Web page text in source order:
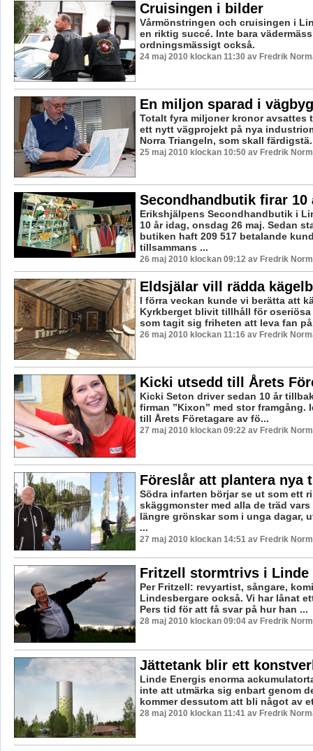
Cruisingen i bilder
Vårmönstringen och cruisingen i
en riktig succé. Inte bara
ordningsmässigt också.
24 maj 2010 klockan 11:30 av Fredrik
En miljon sparad i
Totalt fyra miljoner kronor avsattes
ett nytt vägprojekt på nya
Norra Triangeln, som skall
25 maj 2010 klockan 10:50 av Fredrik
Secondhandbutik firar 10
Erikshjälpens Secondhandbutik i
10 år idag, onsdag 26 maj. Sedan
butiken haft 209 517 betalande
tillsammans ...
26 maj 2010 klockan 09:12 av Fredrik
Eldsjälar vill rädda
I förra veckan kunde vi berätta att
Kyrkberget blivit tillhåll för
som tagit sig friheten att leva fan
26 maj 2010 klockan 11:16 av Fredrik
Kicki utsedd till Årets
Kicki Seton driver sedan 10 år
firman ”Kixon” med stor framgång.
till Årets Företagare av fö...
27 maj 2010 klockan 09:22 av Fredrik
Föreslår att plantera nya
Södra infarten börjar se ut som ett
skäggmonster med alla de träd
längre grönskar som i unga dagar,
...
27 maj 2010 klockan 14:51 av Fredrik
Fritzell stormtrivs i Linde
Per Fritzell: revyartist, sångare,
Lindesbergare också. Vi har lånat
Pers tid för att få svar på hur han ...
28 maj 2010 klockan 09:04 av Fredrik
Jättetank blir ett
Linde Energis enorma
inte att utmärka sig enbart genom
kommer dessutom att bli något av
28 maj 2010 klockan 11:41 av Fredrik